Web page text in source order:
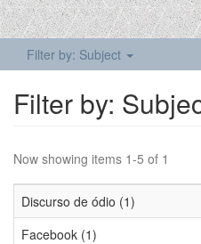
Filter by: Subject
Filter by:
Now showing items 1-5 of 1
Discurso de ódio (1)
Facebook (1)